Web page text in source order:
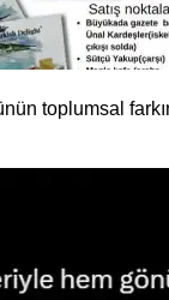
toplumsal